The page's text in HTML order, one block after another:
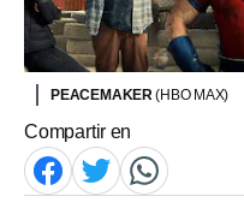
PEACEMAKER(HBO MAX)
Compartir en